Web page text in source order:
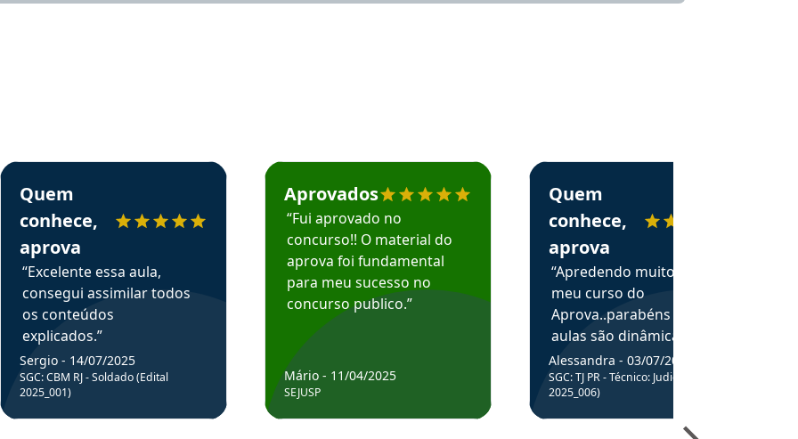
em depoimento
Estudante Sergio recomenda o Aprova Concursos em depoimento
Quem
conhece,
aprova
“Excelente essa aula,
consegui assimilar todos
os conteúdos
explicados.”
Sergio - 14/07/2025
SGC: CBM RJ - Soldado (Edital
2025_001)
Estudante Mário recomenda o Aprova Concursos em depoimento
Aprovados
“Fui aprovado no
concurso!! O material do
aprova foi fundamental
para meu sucesso no
concurso publico.”
Mário - 11/04/2025
SEJUSP
Estudante Alessandra recomenda o Aprova
Quem
conhece,
aprova
“Apredendo muito no
meu curso do
Aprova..parabéns pelas
aulas são dinâmicas e
me ajudam a entender
melhor os assuntos.”
Alessandra - 03/07/2025
SGC: TJ PR - Técnico: Judiciário (Edital
2025_006)